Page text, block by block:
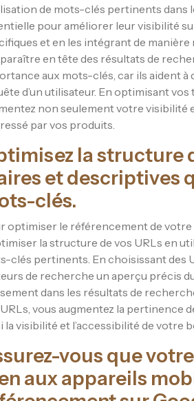
de mots-clés pertinents
pour améliorer leur visibilité
et en les intégrant de
en tête des résultats de
aux mots-clés, car ils aident à
d’un utilisateur. En optimisant
non seulement votre visibilité
par vos produits.
la structure
et descriptives
clés.
optimiser le référencement de
la structure de vos URLs en
clés pertinents. En choisissant des
de recherche un aperçu précis
dans les résultats de
vous augmentez la pertinence
la visibilité et l’accessibilité de votre
vous que
aux appareils